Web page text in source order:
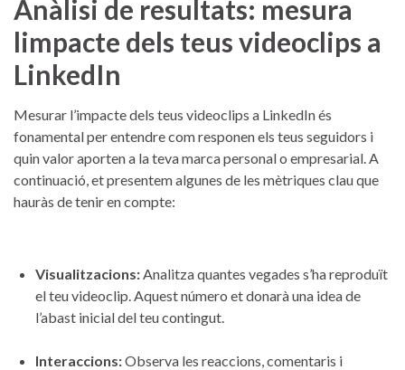
Anàlisi de ​resultats: mesura
limpacte dels teus videoclips ​a
⁣LinkedIn
Mesurar l’impacte dels teus videoclips a LinkedIn és
fonamental per ‍entendre com responen els teus seguidors i
quin valor ‍aporten a la teva marca personal o‌ empresarial. ‍A
continuació, et ​presentem algunes de les mètriques ⁣clau que
hauràs‌ de tenir en compte:
Visualitzacions: Analitza quantes vegades s’ha ⁤reproduït
el teu videoclip. Aquest número et donarà una idea de
‍l’abast⁤ inicial ‍del teu contingut.
Interaccions:Observa les reaccions, comentaris i